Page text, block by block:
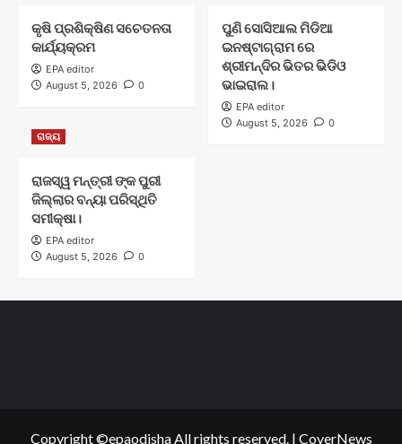
କୃଷି ପ୍ରଶିକ୍ଷିଣ ସଚେତନତା
କାର୍ଯ୍ୟକ୍ରମ
EPA editor
August 5, 2026
0
ପୁଣି ସୋସିଆଲ ମିଡିଆ
ଇନଷ୍ଟାଗ୍ରାମ ରେ
ଶ୍ରୀମନ୍ଦିର ଭିତର ଭିଡିଓ
ଭାଇରାଲ।
EPA editor
August 5, 2026
0
ରାଜ୍ୟ
ରାଜସ୍ୱ ମନ୍ତ୍ରୀ ଙ୍କ ପୁରୀ
ଜିଲ୍ଲାର ବନ୍ୟା ପରିସ୍ଥିତି
ସମୀକ୍ଷା।
EPA editor
August 5, 2026
0
Copyright ©epaodisha All rights reserved. | CoverNews